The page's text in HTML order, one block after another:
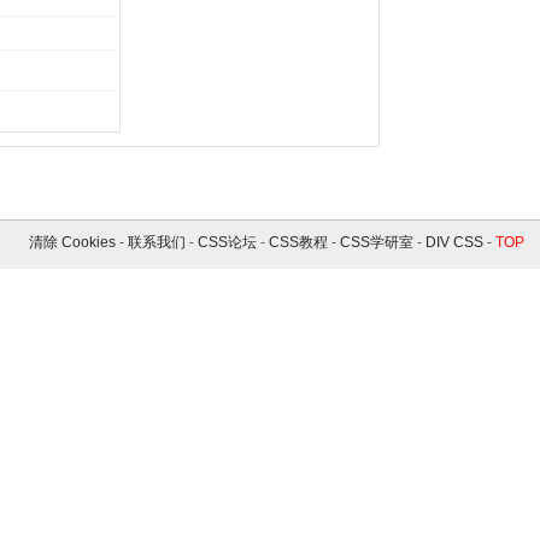
清除 Cookies- 联系我们 - CSS论坛- CSS教程 - CSS学研室- DIV CSS- TOP